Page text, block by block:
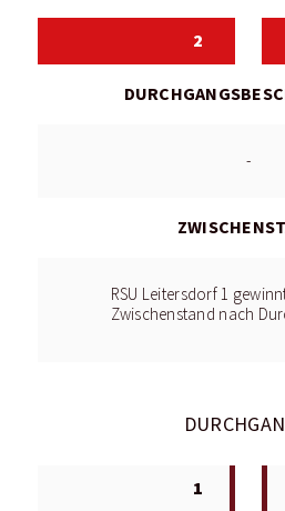
2
-
RSU Leitersdorf 1
Zwischenstand nach
1